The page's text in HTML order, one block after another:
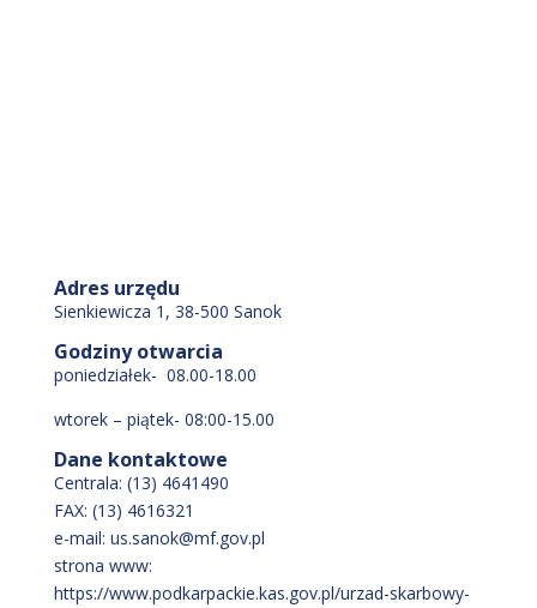
Adres urzędu
Sienkiewicza 1, 38-500 Sanok
Godziny otwarcia
poniedziałek- 08.00-18.00
wtorek – piątek- 08:00-15.00
Dane kontaktowe
Centrala: (13) 4641490
FAX: (13) 4616321
e-mail: us.sanok@mf.gov.pl
strona www:
https://www.podkarpackie.kas.gov.pl/urzad-skarbowy-